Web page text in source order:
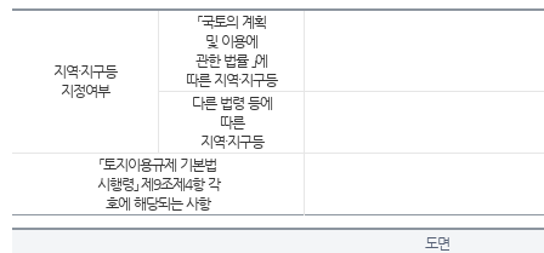
지역·지구등
지정여부
「국토의 계획
및 이용에
관한 법률 」에
따른 지역·지구등
다른 법령 등에
따른
지역·지구등
「토지이용규제 기본법
시행령」 제9조제4항 각
호에 해당되는 사항
도면